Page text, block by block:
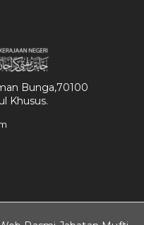
Bunga,70100
Khusus.